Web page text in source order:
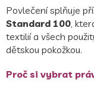
Povlečení splňuje
Standard 100,
textilií a všech
dětskou pokožkou.
Proč si vybrat